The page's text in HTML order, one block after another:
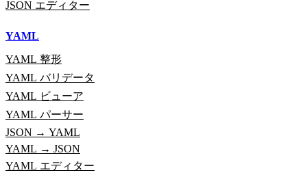
JSON エディター
YAML
YAML 整形
YAML バリデータ
YAML ビューア
YAML パーサー
JSON → YAML
YAML → JSON
YAML エディター